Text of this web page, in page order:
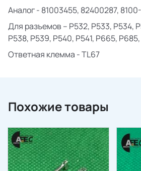
Аналог - 81003455, 82400287,
Для разъемов – P532, P533, P534,
P538, P539, P540, P541, P665,
Ответная клемма - TL67
Похожие товары